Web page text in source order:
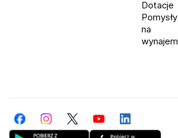
Dotacje
Pomysły
na
wynajem
FacebookInstagramTwitterYouTubeLinkedIn